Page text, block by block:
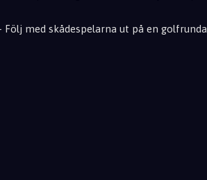
Följ med skådespelarna ut på en golfrunda.